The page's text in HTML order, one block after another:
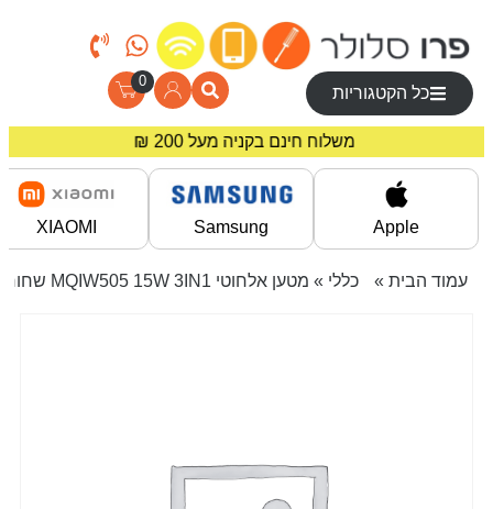
כל הקטגוריות
0
משלוח חינם בקניה מעל 200 ₪
מחירים מיוחדים לרוכשים באתר!
Apple
Samsung
XIAOMI
עמוד הבית » כללי » מטען אלחוטי MQIW505 15W 3IN1 שחור MIR